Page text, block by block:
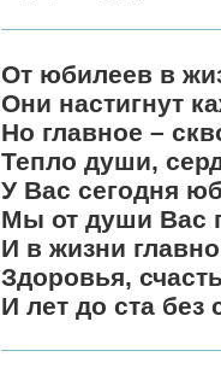
От юбилеев в
Они настигнут
Но главное –
Тепло души,
У Вас сегодня
Мы от души Вас
И в жизни
Здоровья,
И лет до ста без